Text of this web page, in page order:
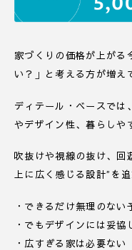
家づくりの価格が上がる
い？」と考える方が増え
ディテール・ベースでは
やデザイン性、暮らしや
吹抜けや視線の抜け、回
上に広く感じる設計”を追
・できるだけ無理のない
・でもデザインには妥協
・広すぎる家は必要ない